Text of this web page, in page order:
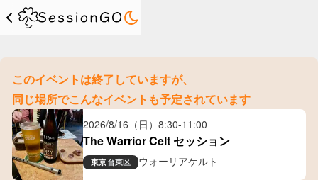
このイベントは終了していますが、
同じ場所でこんなイベントも予定されています
2026/8/16（日） 8:30-11:00
The Warrior Celt セッション
東京台東区 ウォーリアケルト